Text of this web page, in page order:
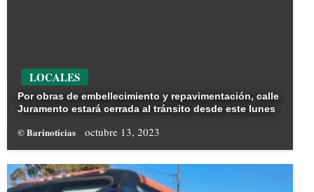
LOCALES
Por obras de embellecimiento y repavimentación, calle
Juramento estará cerrada al tránsito desde este lunes
© Barinoticias octubre 13, 2023